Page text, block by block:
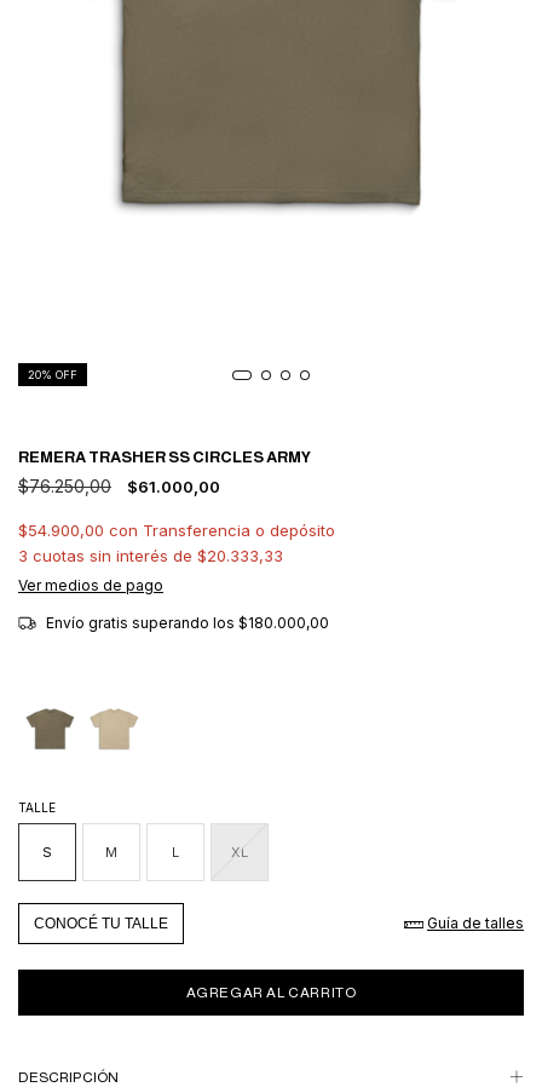
20% OFF
REMERA TRASHER SS CIRCLES ARMY
$76.250,00 $61.000,00
$54.900,00 con Transferencia o depósito
3 cuotas sin interés de $20.333,33
Ver medios de pago
Envío gratis superando los $180.000,00
TALLE
S M L XL
CONOCÉ TU TALLE Guía de talles
DESCRIPCIÓN